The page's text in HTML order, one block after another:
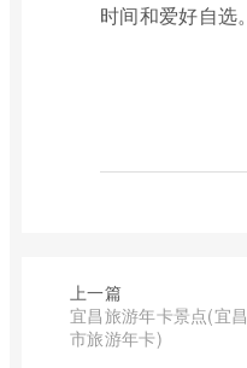
时间和爱好自选。
上一篇
宜昌旅游年卡景点(宜昌
市旅游年卡)